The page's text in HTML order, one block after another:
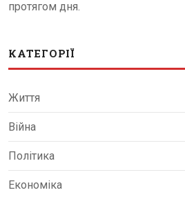
протягом дня.
КАТЕГОРІЇ
Життя
Війна
Політика
Економіка